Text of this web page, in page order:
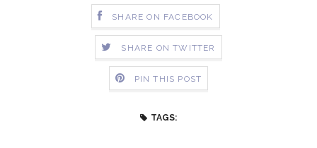
SHARE ON FACEBOOK
SHARE ON TWITTER
PIN THIS POST
TAGS: